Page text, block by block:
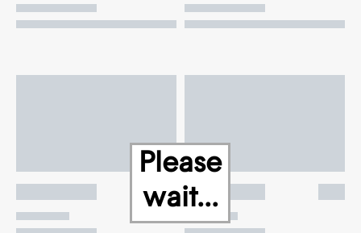
Please
wait...